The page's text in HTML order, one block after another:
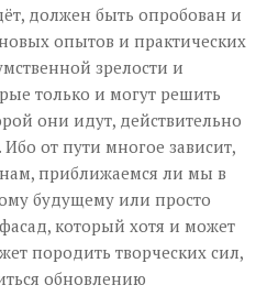
должен быть опробован и
опытов и практических
зрелости и
только и могут решить
они идут, действительно
от пути многое зависит,
приближаемся ли мы в
будущему или просто
который хотя и может
породить творческих сил,
обновлению